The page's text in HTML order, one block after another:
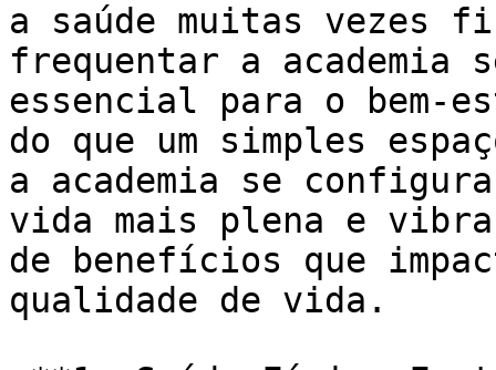
a saúde muitas vezes
frequentar a academia
essencial para o bem-
do que um simples
a academia se
vida mais plena e
de benefícios que
qualidade de vida.